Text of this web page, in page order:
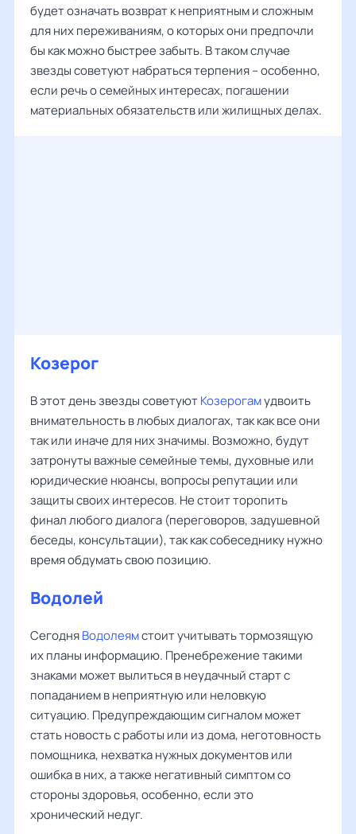
будет означать возврат к неприятным и сложным
для них переживаниям, о которых они предпочли
бы как можно быстрее забыть. В таком случае
звезды советуют набраться терпения – особенно,
если речь о семейных интересах, погашении
материальных обязательств или жилищных делах.
Козерог
В этот день звезды советуютКозерогамудвоить
внимательность в любых диалогах, так как все они
так или иначе для них значимы. Возможно, будут
затронуты важные семейные темы, духовные или
юридические нюансы, вопросы репутации или
защиты своих интересов. Не стоит торопить
финал любого диалога (переговоров, задушевной
беседы, консультации), так как собеседнику нужно
время обдумать свою позицию.
Водолей
СегодняВодолеямстоит учитывать тормозящую
их планы информацию. Пренебрежение такими
знаками может вылиться в неудачный старт с
попаданием в неприятную или неловкую
ситуацию. Предупреждающим сигналом может
стать новость с работы или из дома, неготовность
помощника, нехватка нужных документов или
ошибка в них, а также негативный симптом со
стороны здоровья, особенно, если это
хронический недуг.